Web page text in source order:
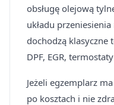
obsługę olejową
układu
dochodzą klasyczne
DPF, EGR,
Jeżeli egzemplarz
po kosztach i nie